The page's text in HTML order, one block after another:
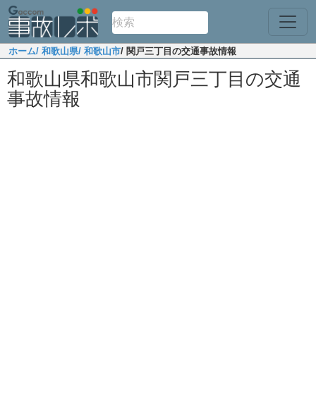
ホーム/ 和歌山県/ 和歌山市/ 関戸三丁目の交通事故情報
和歌山県和歌山市関戸三丁目の交通
事故情報